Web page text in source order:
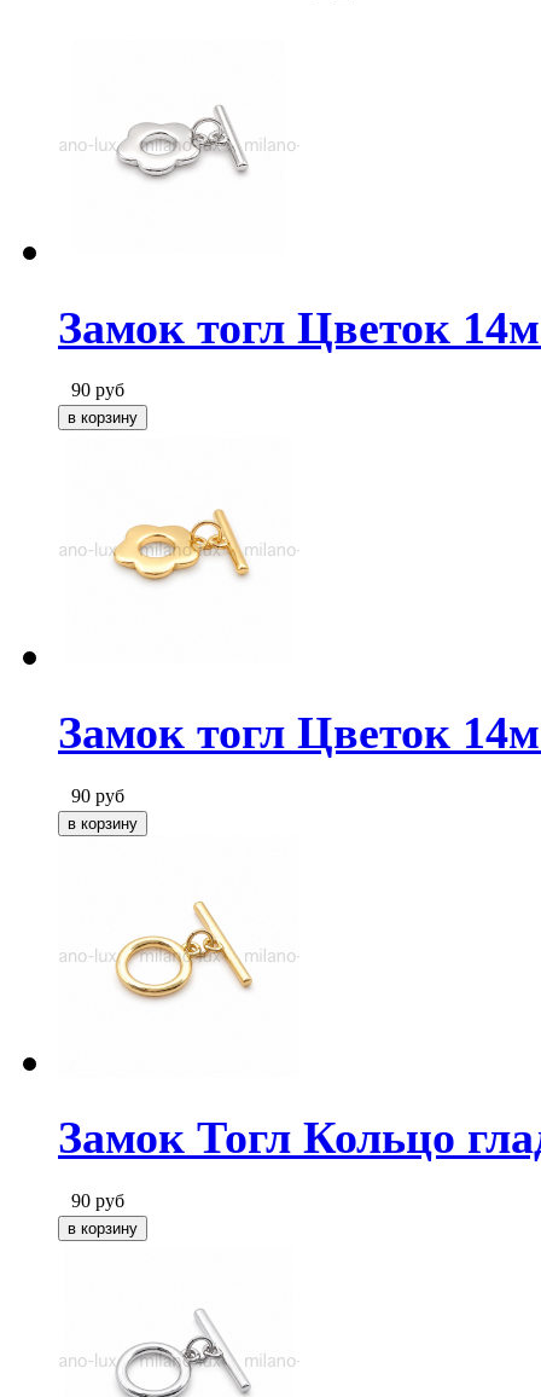
Замок тогл Цветок
90 руб
Замок тогл Цветок
90 руб
Замок Тогл Кольцо
90 руб